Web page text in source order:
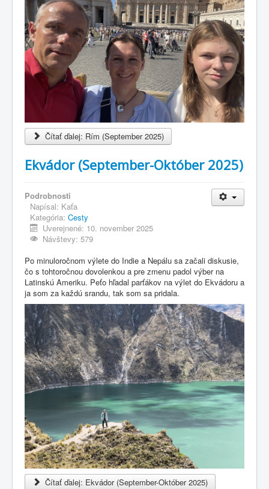
Čítať ďalej: Rím (September 2025)
Ekvádor (September-Október 2025)
Podrobnosti
Napísal: Kaťa
Kategória: Cesty
Uverejnené: 10. november 2025
Návštevy: 579
Po minuloročnom výlete do Indie a Nepálu sa začali diskusie,
čo s tohtoročnou dovolenkou a pre zmenu padol výber na
Latinskú Ameriku. Peťo hľadal parťákov na výlet do Ekvádoru a
ja som za každú srandu, tak som sa pridala.
Čítať ďalej: Ekvádor (September-Október 2025)